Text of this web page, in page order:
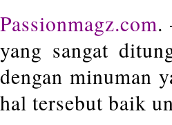
Passionmagz.com.
yang sangat
dengan minuman
hal tersebut baik